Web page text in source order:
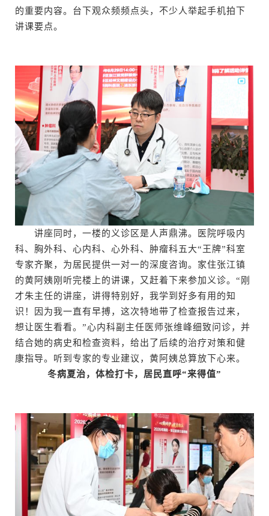
的重要内容。台下观众频频点头，不少人举起手机拍下
讲课要点。
讲座同时，一楼的义诊区是人声鼎沸。医院呼吸内
科、胸外科、心内科、心外科、肿瘤科五大“王牌”科室
专家齐聚，为居民提供一对一的深度咨询。家住张江镇
的黄阿姨刚听完楼上的讲课，又赶着下来参加义诊。“刚
才朱主任的讲座，讲得特别好，我学到好多有用的知
识！因为我一直有早搏，这次特地带了检查报告过来，
想让医生看看。”心内科副主任医师张维峰细致问诊，并
结合她的病史和检查资料，给出了后续的治疗对策和健
康指导。听到专家的专业建议，黄阿姨总算放下心来。
冬病夏治，体检打卡，居民直呼“来得值”